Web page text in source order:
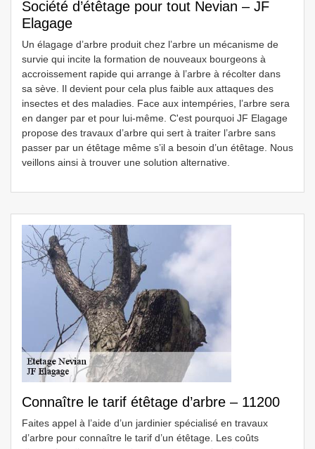
Société d’étêtage pour tout Nevian – JF
Elagage
Un élagage d’arbre produit chez l’arbre un mécanisme de
survie qui incite la formation de nouveaux bourgeons à
accroissement rapide qui arrange à l’arbre à récolter dans
sa sève. Il devient pour cela plus faible aux attaques des
insectes et des maladies. Face aux intempéries, l’arbre sera
en danger par et pour lui-même. C'est pourquoi JF Elagage
propose des travaux d’arbre qui sert à traiter l’arbre sans
passer par un étêtage même s’il a besoin d’un étêtage. Nous
veillons ainsi à trouver une solution alternative.
Connaître le tarif étêtage d’arbre – 11200
Faites appel à l’aide d’un jardinier spécialisé en travaux
d’arbre pour connaître le tarif d’un étêtage. Les coûts